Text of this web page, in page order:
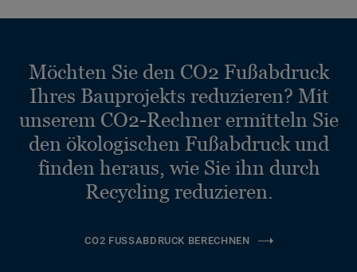
Möchten Sie den CO2 Fußabdruck
Ihres Bauprojekts reduzieren? Mit
unserem CO2-Rechner ermitteln Sie
den ökologischen Fußabdruck und
finden heraus, wie Sie ihn durch
Recycling reduzieren.
CO2 FUSSABDRUCK BERECHNEN